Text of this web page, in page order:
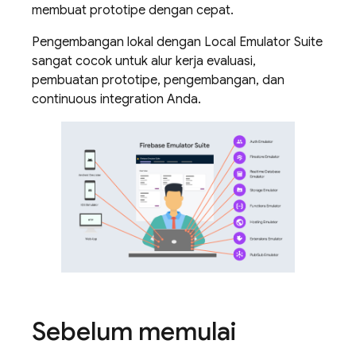
membuat prototipe dengan cepat.
Pengembangan lokal dengan Local Emulator Suite
sangat cocok untuk alur kerja evaluasi,
pembuatan prototipe, pengembangan, dan
continuous integration Anda.
Sebelum memulai